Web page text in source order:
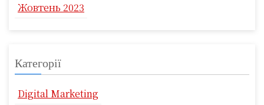
Жовтень 2023
Категорії
Digital Marketing